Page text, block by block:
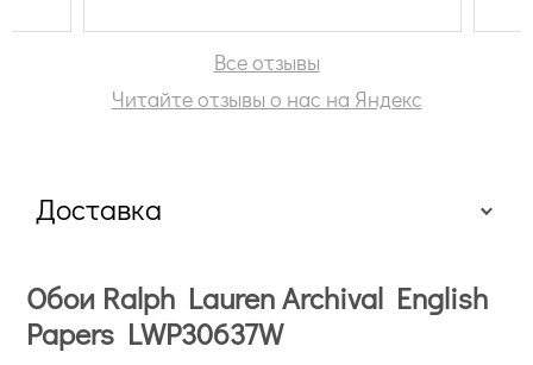
Все отзывы
Читайте отзывы о нас на Яндекс
Доставка
Обои Ralph Lauren Archival English
Papers LWP30637W